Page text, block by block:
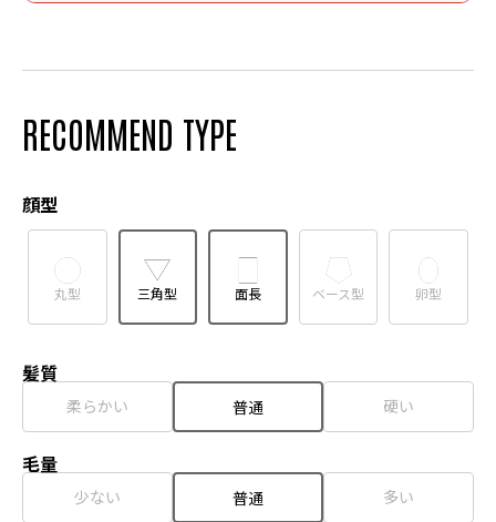
RECOMMEND TYPE
顔型
丸型 三角型 面長 ベース型 卵型
髪質
柔らかい 普通 硬い
毛量
少ない 普通 多い